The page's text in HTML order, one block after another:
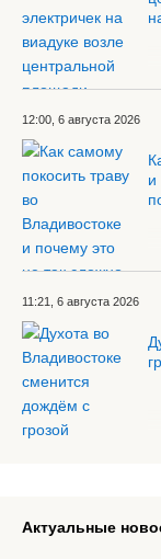
12:00, 6 августа 2026
и
11:21, 6 августа 2026
Актуальные